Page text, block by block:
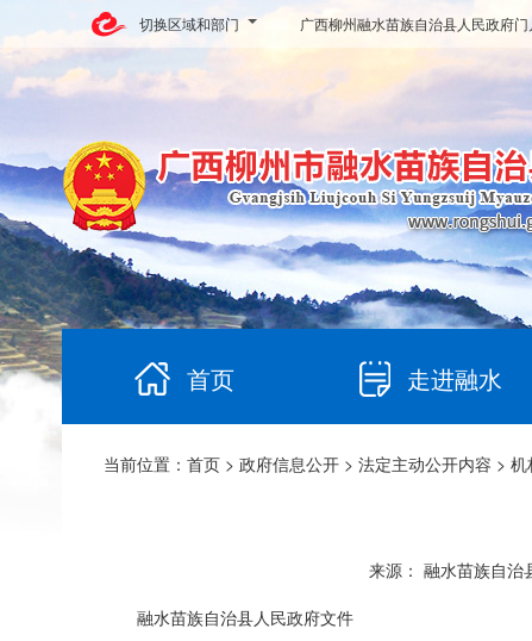
切换区域和部门 广西柳州融水苗族自治县人民政府
首页 走进融水
当前位置： 首页 > 政府信息公开 > 法定主动公开内容 >
来源： 融水苗族自
融水苗族自治县人民政府文件